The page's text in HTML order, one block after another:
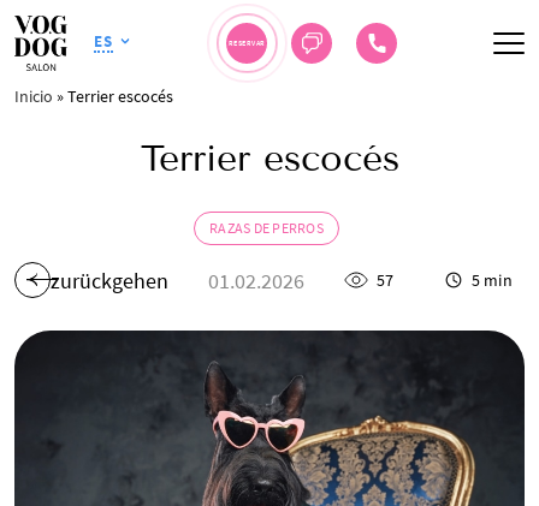
ES RESERVAR
Inicio »Terrier escocés
Terrier escocés
RAZAS DE PERROS
zurückgehen 01.02.2026 57 5 min